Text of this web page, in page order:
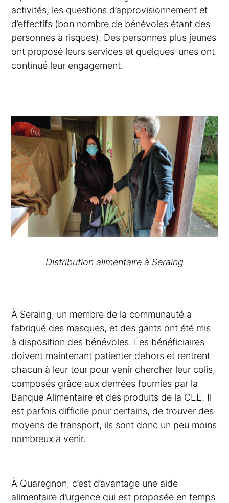
activités, les questions d’approvisionnement et
d’effectifs (bon nombre de bénévoles étant des
personnes à risques). Des personnes plus jeunes
ont proposé leurs services et quelques-unes ont
continué leur engagement.
Distribution alimentaire à Seraing
À Seraing, un membre de la communauté a
fabriqué des masques, et des gants ont été mis
à disposition des bénévoles. Les bénéficiaires
doivent maintenant patienter dehors et rentrent
chacun à leur tour pour venir chercher leur colis,
composés grâce aux denrées fournies par la
Banque Alimentaire et des produits de la CEE. Il
est parfois difficile pour certains, de trouver des
moyens de transport, ils sont donc un peu moins
nombreux à venir.
À Quaregnon, c’est d’avantage une aide
alimentaire d’urgence qui est proposée en temps